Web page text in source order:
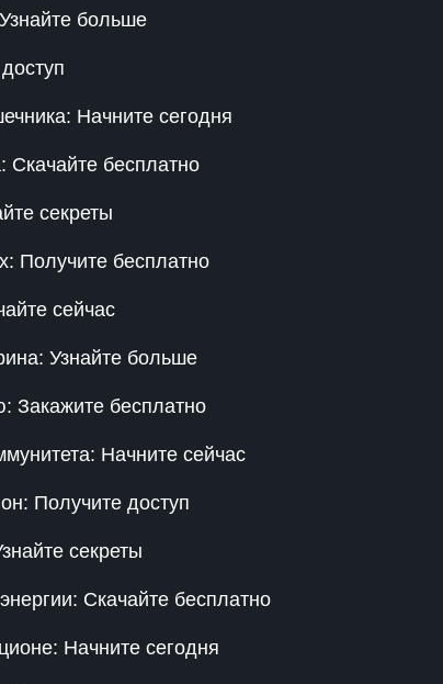
больше
Начните сегодня
Скачайте бесплатно
секреты
Получите бесплатно
сейчас
Узнайте больше
Закажите бесплатно
Начните сейчас
Получите доступ
секреты
Скачайте бесплатно
Начните сегодня